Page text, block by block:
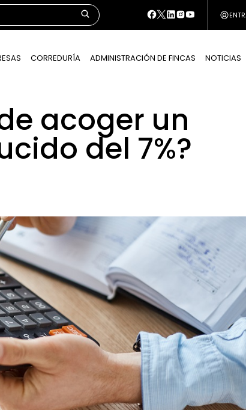
CORREDURÍA ADMINISTRACIÓN DE FINCAS NOTICIAS
acoger un
del 7%?